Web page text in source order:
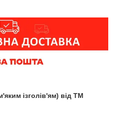
ізголів'ям) від ТМ